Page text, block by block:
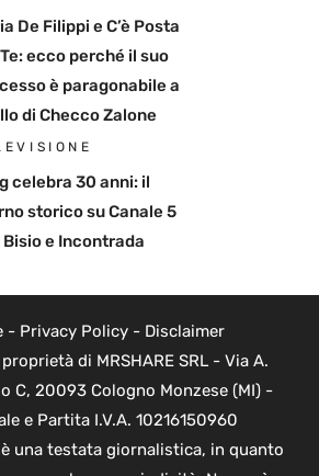
De Filippi e C’è Posta
ecco perché il suo
è paragonabile a
di Checco Zalone
celebra 30 anni: il
storico su Canale 5
e Incontrada
- Privacy Policy- Disclaimer
di MRSHARE SRL - Via A.
C, 20093 Cologno Monzese (MI) -
e Partita I.V.A. 10216150960
una testata giornalistica, in quanto